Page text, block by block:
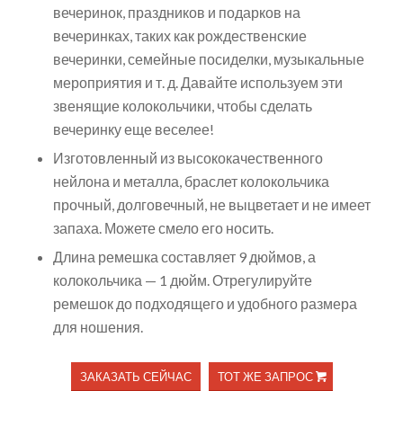
вечеринок, праздников и подарков на
вечеринках, таких как рождественские
вечеринки, семейные посиделки, музыкальные
мероприятия и т. д. Давайте используем эти
звенящие колокольчики, чтобы сделать
вечеринку еще веселее!
Изготовленный из высококачественного
нейлона и металла, браслет колокольчика
прочный, долговечный, не выцветает и не имеет
запаха. Можете смело его носить.
Длина ремешка составляет 9 дюймов, а
колокольчика — 1 дюйм. Отрегулируйте
ремешок до подходящего и удобного размера
для ношения.
ЗАКАЗАТЬ СЕЙЧАС ТОТ ЖЕ ЗАПРОС